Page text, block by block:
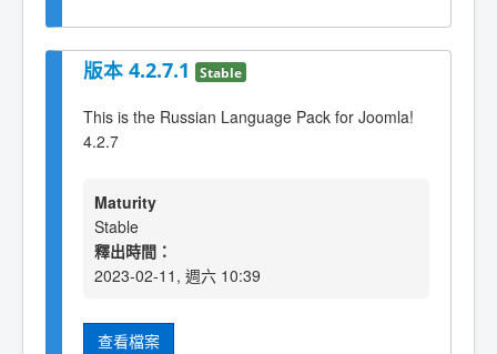
版本 4.2.7.1 Stable
This is the Russian Language Pack for Joomla!
4.2.7
Maturity
Stable
釋出時間：
2023-02-11, 週六 10:39
查看檔案